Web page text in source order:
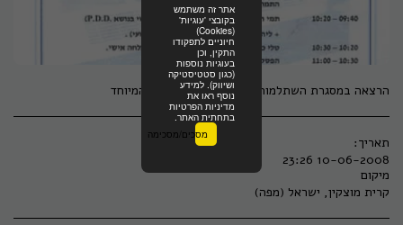
מסכים/מסכימה
אתר זה משתמש
בקובצי 'עוגיות'
(Cookies)
חיוניים לתפקודו
התקין, וכן
בעוגיות נוספות
(כגון סטטיסטיקה
ושיווק). למידע
נוסף ראו את
מדיניות הפרטיות
בתחתית האתר.
הרצאה במסגרת השתלמות למלווי הסעות בחינוך המיוחד
תאריך:
10-06-2008 23:26
מיקום
קרית מוצקין, ישראל (מפה)